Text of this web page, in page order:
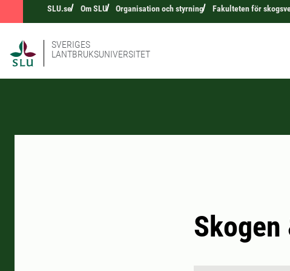
SLU.se Om SLU Organisation och styrning Fakulteten för
SVERIGES
LANTBRUKSUNIVERSITET
Skogen